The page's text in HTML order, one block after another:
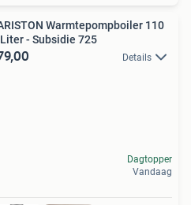
Warmtepompboiler 110
- Subsidie 725
Details
Dagtopper
Vandaag